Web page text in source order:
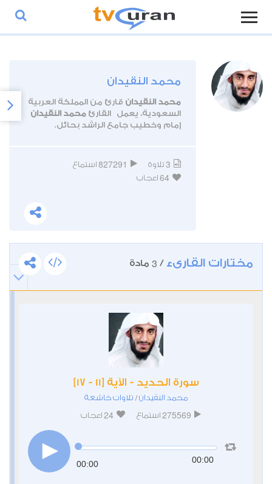
محمد النقيدان
محمد النقيدان قارئ من المملكة العربية
السعودية، يعمل القارئ محمد النقيدان
إمام وخطيب جامع الراشد بحائل.
3 تلاوة 827291 استماع
64 اعجاب
مختارات القارىء /
3 مادة
سورة الحديد - الآية [11 - 17]
محمد النقيدان/ تلاوات خاشعة
275569 استماع 24 اعجاب
00:00 00:00